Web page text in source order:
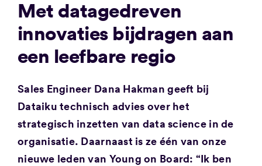
Met datagedreven
innovaties bijdragen aan
een leefbare regio
Sales Engineer Dana Hakman geeft bij
Dataiku technisch advies over het
strategisch inzetten van data science in de
organisatie. Daarnaast is ze één van onze
nieuwe leden van Young on Board: “Ik ben